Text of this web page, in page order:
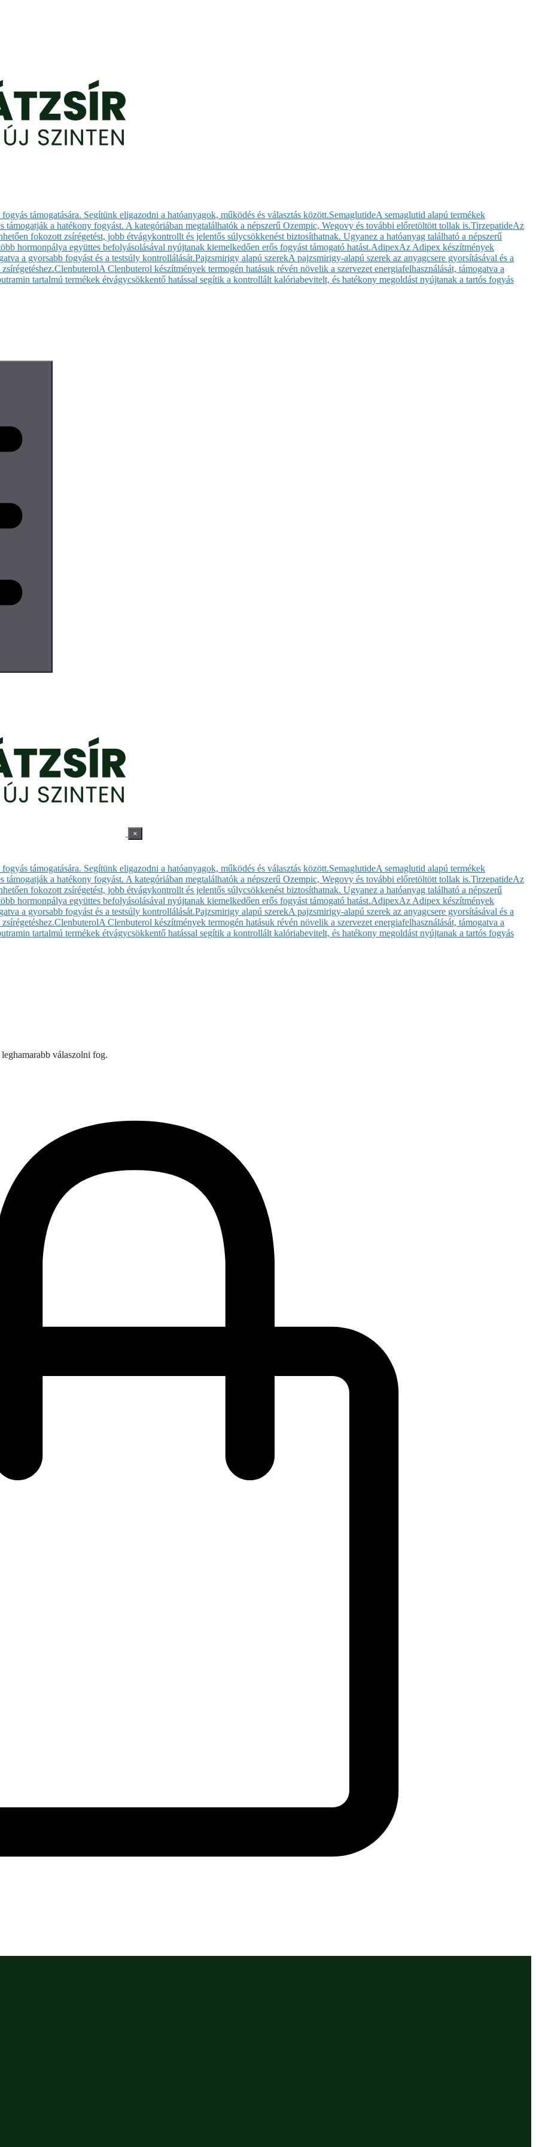
támogatására. Segítünk eligazodni a hatóanyagok, működés és választás között.SemaglutideA semaglutid alapú termékek
a hatékony fogyást. A kategóriában megtalálhatók a népszerű Ozempic, Wegovy és további előretöltött tollak is.TirzepatideAz
fokozott zsírégetést, jobb étvágykontrollt és jelentős súlycsökkenést biztosíthatnak. Ugyanez a hatóanyag található a népszerű
hormonpálya együttes befolyásolásával nyújtanak kiemelkedően erős fogyást támogató hatást.AdipexAz Adipex készítmények
a gyorsabb fogyást és a testsúly kontrollálását.Pajzsmirigy alapú szerekA pajzsmirigy-alapú szerek az anyagcsere gyorsításával és a
ClenbuterolA Clenbuterol készítmények termogén hatásuk révén növelik a szervezet energiafelhasználását, támogatva a
tartalmú termékek étvágycsökkentő hatással segítik a kontrollált kalóriabevitelt, és hatékony megoldást nyújtanak a tartós fogyás
×
támogatására. Segítünk eligazodni a hatóanyagok, működés és választás között.SemaglutideA semaglutid alapú termékek
a hatékony fogyást. A kategóriában megtalálhatók a népszerű Ozempic, Wegovy és további előretöltött tollak is.TirzepatideAz
fokozott zsírégetést, jobb étvágykontrollt és jelentős súlycsökkenést biztosíthatnak. Ugyanez a hatóanyag található a népszerű
hormonpálya együttes befolyásolásával nyújtanak kiemelkedően erős fogyást támogató hatást.AdipexAz Adipex készítmények
a gyorsabb fogyást és a testsúly kontrollálását.Pajzsmirigy alapú szerekA pajzsmirigy-alapú szerek az anyagcsere gyorsításával és a
ClenbuterolA Clenbuterol készítmények termogén hatásuk révén növelik a szervezet energiafelhasználását, támogatva a
tartalmú termékek étvágycsökkentő hatással segítik a kontrollált kalóriabevitelt, és hatékony megoldást nyújtanak a tartós fogyás
válaszolni fog.